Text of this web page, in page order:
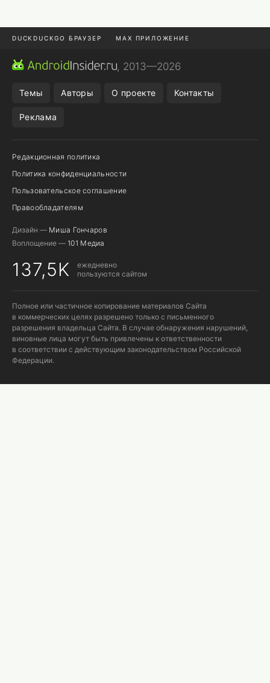
DUCKDUCKGO БРАУЗЕР MAX ПРИЛОЖЕНИЕ
ПРИЛОЖЕНИЯ ANDROID
, 2013—2026
Темы Авторы О проекте Контакты
Реклама
Редакционная политика
Политика конфиденциальности
Пользовательское соглашение
Правообладателям
Дизайн — Миша Гончаров
Воплощение — 101 Медиа
137,5K
ежедневно
пользуются сайтом
Полное или частичное копирование материалов Сайта
в коммерческих целях разрешено только с письменного
разрешения владельца Сайта. В случае обнаружения нарушений,
виновные лица могут быть привлечены к ответственности
в соответствии с действующим законодательством Российской
Федерации.